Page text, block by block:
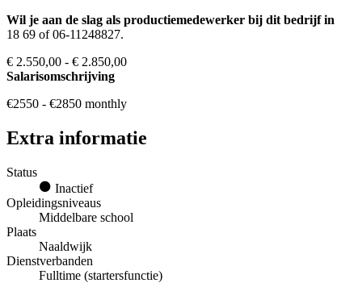
Wil je aan de slag als productiemedewerker bij dit bedrijf
18 69 of 06-11248827.
€ 2.550,00 - € 2.850,00
Salarisomschrijving
€2550 - €2850 monthly
Extra informatie
Status
Inactief
Opleidingsniveaus
Middelbare school
Plaats
Naaldwijk
Dienstverbanden
Fulltime (startersfunctie)